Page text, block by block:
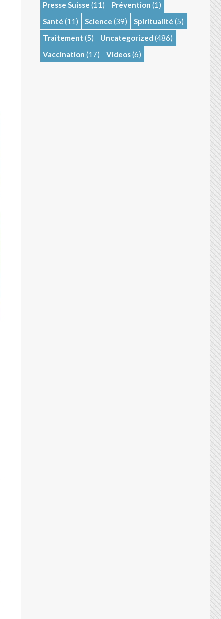
Presse Suisse (11) Prévention (1)
Santé (11) Science (39) Spiritualité (5)
Traitement (5) Uncategorized (486)
Vaccination (17) Videos(6)